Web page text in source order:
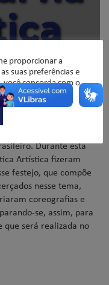
Durante esta
Artística fizeram
festejo, que compõe
nesse tema,
coreografias e
se, assim, para
que será realizada no
proporcionar a
suas preferências e
você concorda com o